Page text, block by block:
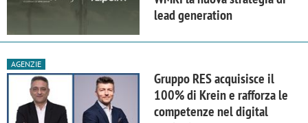
lead generation
AGENZIE
Gruppo RES acquisisce il
100% di Krein e rafforza le
competenze nel digital